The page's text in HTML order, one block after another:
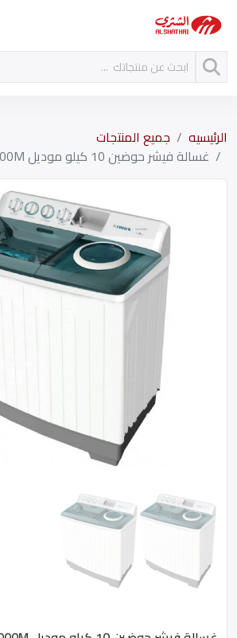
الرئيسيه
جميع المنتجات
غسالة فيشر حوضين 10 كيلو موديل FW-P10000M